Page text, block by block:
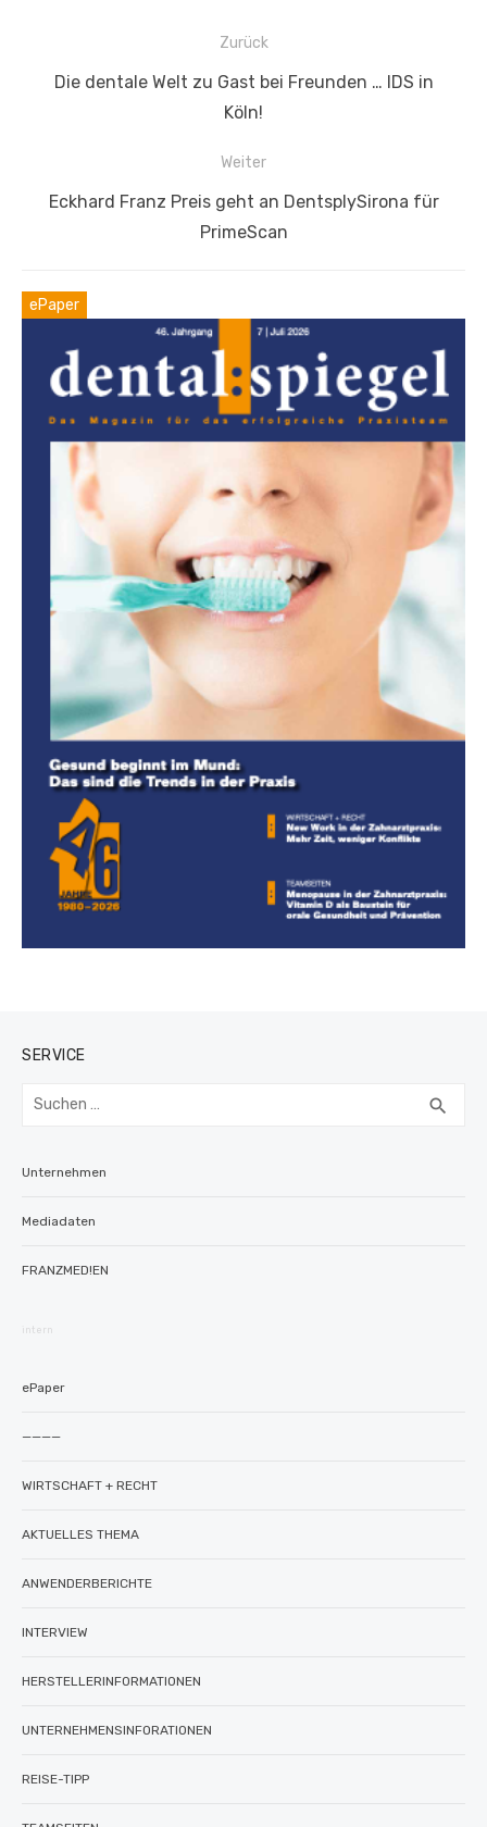
Beitragsnavigation
Zurück
Vorheriger
Die dentale Welt zu Gast bei Freunden … IDS in
Köln!
Weiter
Nächster
Eckhard Franz Preis geht an DentsplySirona für
PrimeScan
ePaper
SERVICE
Suchen
search
Unternehmen
Mediadaten
FRANZMED!EN
intern
ePaper
————
WIRTSCHAFT + RECHT
AKTUELLES THEMA
ANWENDERBERICHTE
INTERVIEW
HERSTELLERINFORMATIONEN
UNTERNEHMENSINFORATIONEN
REISE-TIPP